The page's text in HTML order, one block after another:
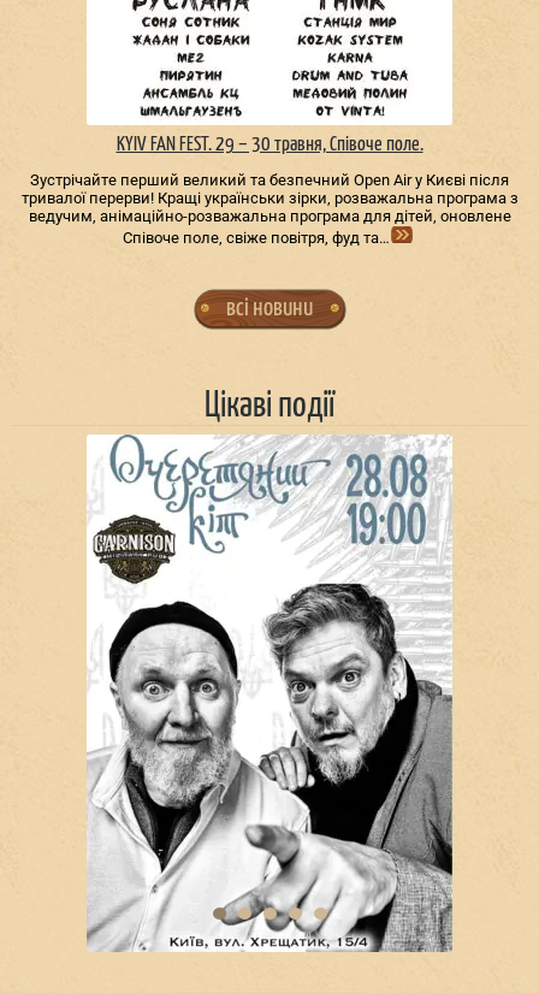
KYIV FAN FEST. 29 – 30 травня, Співоче поле.
Зустрічайте перший великий та безпечний Open Air у Києві після
тривалої перерви! Кращі українськи зірки, розважальна програма з
ведучим, анімаційно-розважальна програма для дітей, оновлене
Співоче поле, свіже повітря, фуд та…
всі новини
Цікаві події